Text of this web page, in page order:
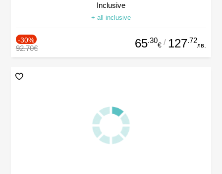
Inclusive
+ all inclusive
-30%
92.70€ 65.30
€ / 127.72
лв.